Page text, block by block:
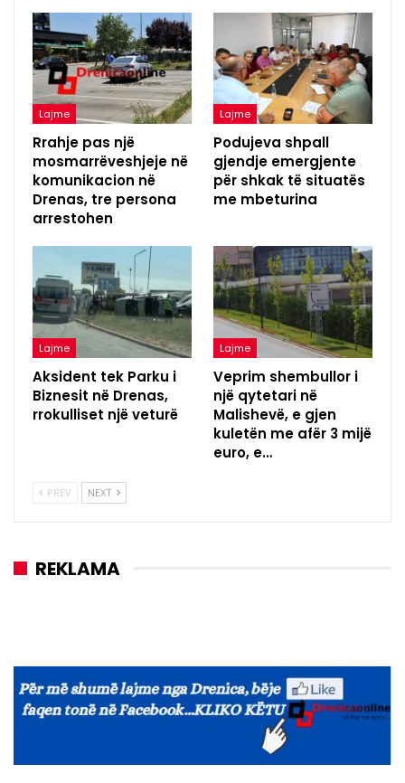
Lajme
Rrahje pas një
mosmarrëveshjeje në
komunikacion në
Drenas, tre persona
arrestohen
Lajme
Podujeva shpall
gjendje emergjente
për shkak të situatës
me mbeturina
Lajme
Aksident tek Parku i
Biznesit në Drenas,
rrokulliset një veturë
Lajme
Veprim shembullor i
një qytetari në
Malishevë, e gjen
kuletën me afër 3 mijë
euro, e…
PREV NEXT
REKLAMA